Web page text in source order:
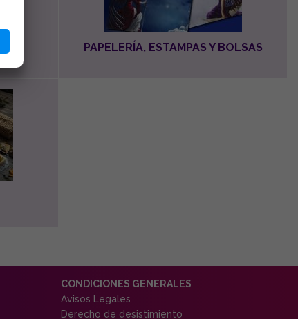
PAPELERÍA, ESTAMPAS Y BOLSAS
CONDICIONES GENERALES
Avisos Legales
Derecho de desistimiento